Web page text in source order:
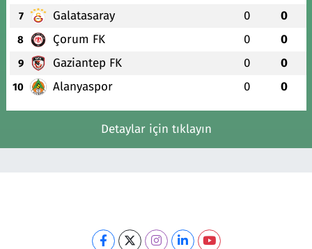
7 Galatasaray 0 0
8 Çorum FK 0 0
9 Gaziantep FK 0 0
10 Alanyaspor 0 0
Detaylar için tıklayın